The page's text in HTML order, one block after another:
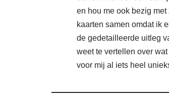
en hou me ook bezig
kaarten samen omdat ik
de gedetailleerde uitleg
weet te vertellen over
voor mij al iets heel